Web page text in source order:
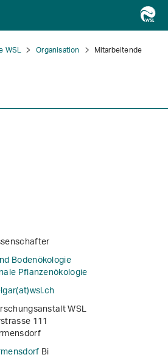
WSL Organisation Mitarbeitende
Bodenökologie
Pflanzenökologie
.ch
WSL
111
Bi